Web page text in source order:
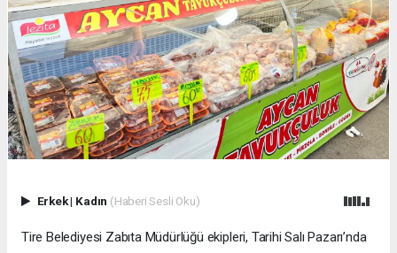
Erkek| Kadın (Haberi Sesli Oku)
Tire Belediyesi Zabıta Müdürlüğü ekipleri, Tarihi Salı Pazarı’nda